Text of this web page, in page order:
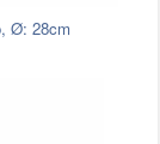
Ø: 28cm